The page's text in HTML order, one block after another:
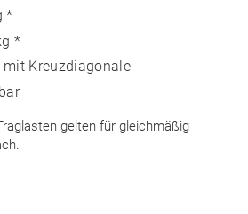
*
*
Kreuzdiagonale
gelten für gleichmäßig